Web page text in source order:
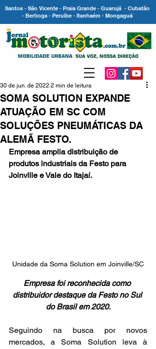
Santos - São Vicente - Praia Grande - Guarujá - Cubatão
- Bertioga - Peruíbe - Itanhaém - Mongaguá
SOMA SOLUTION EXPANDE
ATUAÇÃO EM SC COM
SOLUÇÕES PNEUMÁTICAS DA
ALEMÃ FESTO.
30 de jun. de 2022 2 min de leitura
Empresa amplia distribuição de
produtos industriais da Festo para
Joinville e Vale do Itajaí.
Unidade da Soma Solution em Joinville/SC
Empresa foi reconhecida como
distribuidor destaque da Festo no Sul
do Brasil em 2020.
Seguindo na busca por novos
mercados, a Soma Solution leva à